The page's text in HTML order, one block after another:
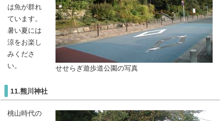
せせらぎ遊歩道公園の写真
は魚が群れ
ています。
暑い夏には
涼をお楽し
みくださ
い。
11.熊川神社
桃山時代の